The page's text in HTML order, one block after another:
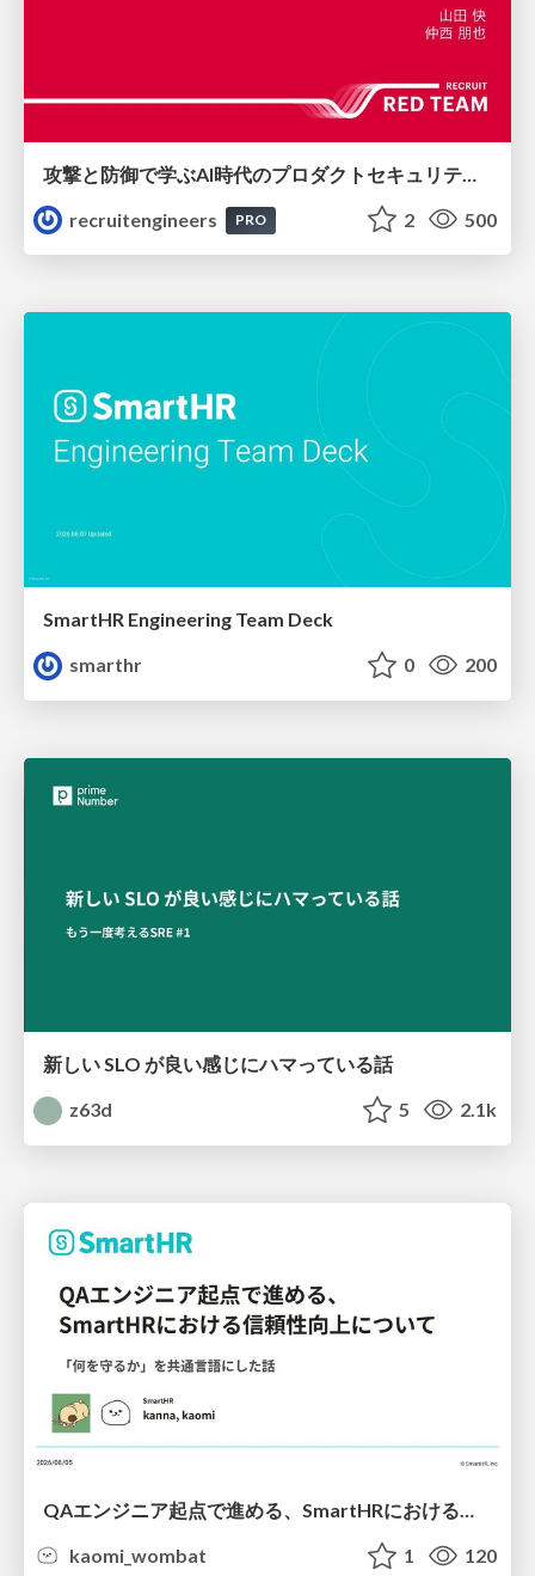
recruitengineers
PRO 2 500
SmartHR Engineering Team Deck
smarthr
0 200
新しい SLO が良い感じにハマっている話
z63d
5 2.1k
kaomi_wombat
1 120